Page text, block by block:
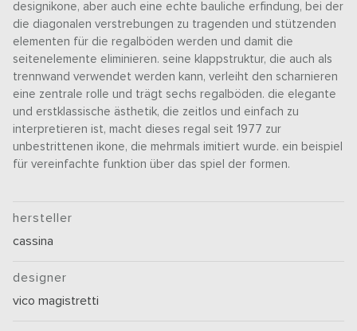
designikone, aber auch eine echte bauliche erfindung, bei der
die diagonalen verstrebungen zu tragenden und stützenden
elementen für die regalböden werden und damit die
seitenelemente eliminieren. seine klappstruktur, die auch als
trennwand verwendet werden kann, verleiht den scharnieren
eine zentrale rolle und trägt sechs regalböden. die elegante
und erstklassische ästhetik, die zeitlos und einfach zu
interpretieren ist, macht dieses regal seit 1977 zur
unbestrittenen ikone, die mehrmals imitiert wurde. ein beispiel
für vereinfachte funktion über das spiel der formen.
hersteller
cassina
designer
vico magistretti